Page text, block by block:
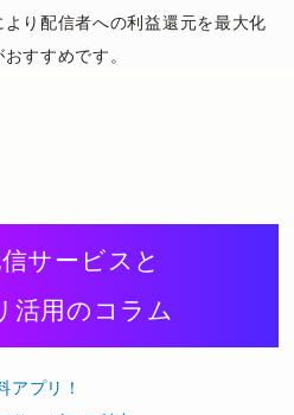
り配信者への利益還元を最大化
すすめです。
サービスと
活用のコラム
アプリ！